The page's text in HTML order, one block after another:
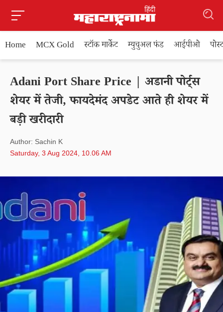
Home MCX Gold स्टॉक मार्केट म्युचुअल फंड आईपीओ
Adani Port Share Price | अडानी पोर्ट्स
शेयर में तेजी, फायदेमंद अपडेट आते ही शेयर में
बड़ी खरीदारी
Author: Sachin K
Saturday, 3 Aug 2024, 10.06 AM